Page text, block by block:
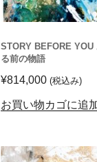
STORY BEFORE YOU
る前の物語
¥814,000 (税込み)
お買い物カゴに追